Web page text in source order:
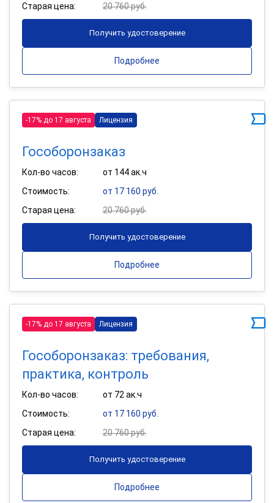
Старая цена:
20 760 руб.
Получить удостоверение
Подробнее
-17% до 17 августа Лицензия
Гособоронзаказ
Кол-во часов:
от 144 ак.ч
Стоимость:
от 17 160 руб.
Старая цена:
20 760 руб.
Получить удостоверение
Подробнее
-17% до 17 августа Лицензия
Гособоронзаказ: требования,
практика, контроль
Кол-во часов:
от 72 ак.ч
Стоимость:
от 17 160 руб.
Старая цена:
20 760 руб.
Получить удостоверение
Подробнее